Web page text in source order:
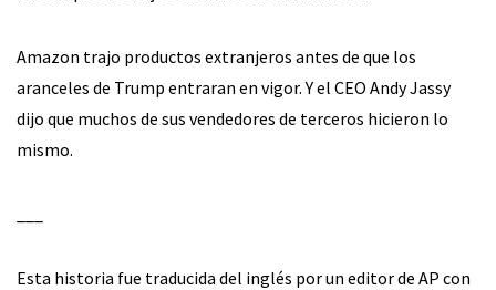
Amazon trajo productos extranjeros antes de que los
aranceles de Trump entraran en vigor. Y el CEO Andy Jassy
dijo que muchos de sus vendedores de terceros hicieron lo
mismo.
Esta historia fue traducida del inglés por un editor de AP con